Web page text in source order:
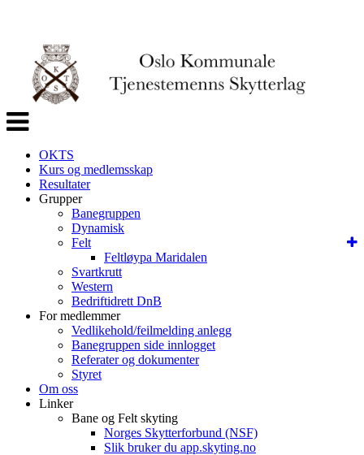
Veksle
navigasjon
OKTS
Kurs og medlemsskap
Resultater
Grupper
Banegruppen
Dynamisk
Felt
Feltløypa Maridalen
Svartkrutt
Western
Bedriftidrett DnB
For medlemmer
Vedlikehold/feilmelding anlegg
Banegruppen side innlogget
Referater og dokumenter
Styret
Om oss
Linker
Bane og Felt skyting
Norges Skytterforbund (NSF)
Slik bruker du app.skyting.no